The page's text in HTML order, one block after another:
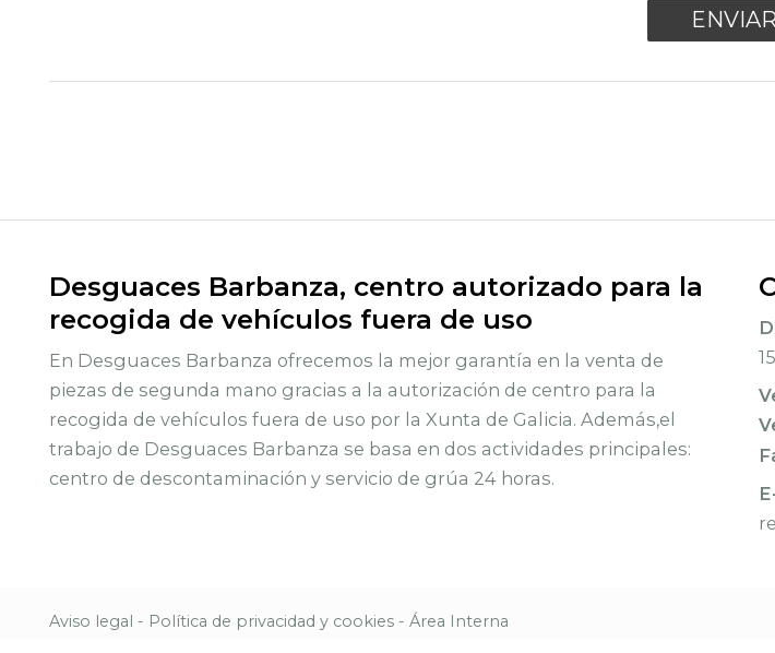
Desguaces Barbanza, centro autorizado para la
recogida de vehículos fuera de uso
En Desguaces Barbanza ofrecemos la mejor garantía en la venta de
piezas de segunda mano gracias a la autorización de centro para la
recogida de vehículos fuera de uso por la Xunta de Galicia. Además,el
trabajo de Desguaces Barbanza se basa en dos actividades principales:
centro de descontaminación y servicio de grúa 24 horas.
Aviso legal - Política de privacidad y cookies - Área Interna